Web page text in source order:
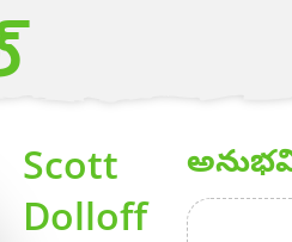
your stories to a
Scott
Dolloff